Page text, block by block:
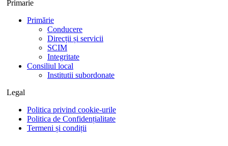
Primarie
Primărie
Conducere
Direcții și servicii
SCIM
Integritate
Consiliul local
Institutii subordonate
Legal
Politica privind cookie-urile
Politica de Confidențialitate
Termeni și condiții